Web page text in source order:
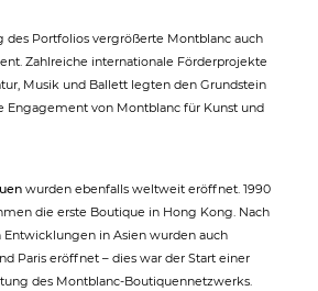
des Portfolios vergrößerte Montblanc auch
Zahlreiche internationale Förderprojekte
Musik und Ballett legten den Grundstein
Engagement von Montblanc für Kunst und
wurden ebenfalls weltweit eröffnet. 1990
die erste Boutique in Hong Kong. Nach
in Asien wurden auch
Paris eröffnet – dies war der Start einer
des Montblanc-Boutiquennetzwerks.